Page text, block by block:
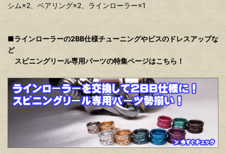
シム×2、ベアリング×2、ラインローラー×1
■ラインローラーの2BB仕様チューニングやビスのドレスアップな
ど
スピニングリール専用パーツの特集ページはこちら！